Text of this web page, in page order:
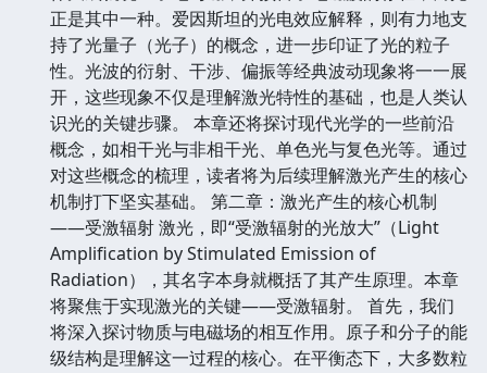
正是其中一种。爱因斯坦的光电效应解释，则有力地支
持了光量子（光子）的概念，进一步印证了光的粒子
性。光波的衍射、干涉、偏振等经典波动现象将一一展
开，这些现象不仅是理解激光特性的基础，也是人类认
识光的关键步骤。 本章还将探讨现代光学的一些前沿
概念，如相干光与非相干光、单色光与复色光等。通过
对这些概念的梳理，读者将为后续理解激光产生的核心
机制打下坚实基础。 第二章：激光产生的核心机制
——受激辐射 激光，即“受激辐射的光放大”（Light
Amplification by Stimulated Emission of
Radiation），其名字本身就概括了其产生原理。本章
将聚焦于实现激光的关键——受激辐射。 首先，我们
将深入探讨物质与电磁场的相互作用。原子和分子的能
级结构是理解这一过程的核心。在平衡态下，大多数粒